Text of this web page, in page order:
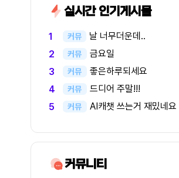
실시간 인기게시물
1 커뮤 날 너무더운데..
2 커뮤 금요일
3 커뮤 좋은하루되세요
4 커뮤 드디어 주말!!!
5 커뮤 AI캐챗 쓰는거 재밌네요
커뮤니티